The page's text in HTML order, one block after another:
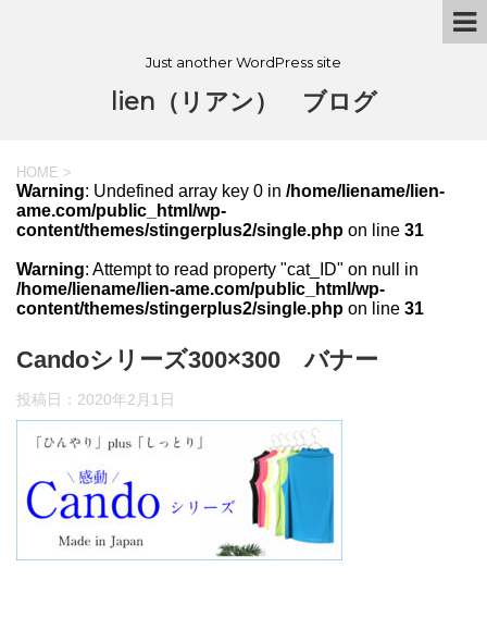
Just another WordPress site
lien（リアン） ブログ
HOME >
Warning: Undefined array key 0 in /home/liename/lien-
ame.com/public_html/wp-
content/themes/stingerplus2/single.php on line 31
Warning: Attempt to read property "cat_ID" on null in
/home/liename/lien-ame.com/public_html/wp-
content/themes/stingerplus2/single.php on line 31
Candoシリーズ300×300 バナー
投稿日： 2020年2月1日